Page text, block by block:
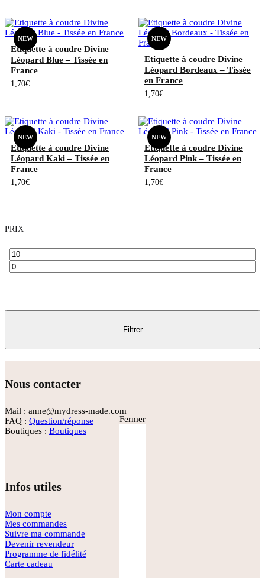
NEW
Etiquette à coudre Divine
Léopard Blue – Tissée en
France
1,70€
NEW
Etiquette à coudre Divine
Léopard Bordeaux – Tissée
en France
1,70€
NEW
Etiquette à coudre Divine
Léopard Kaki – Tissée en
France
1,70€
NEW
Etiquette à coudre Divine
Léopard Pink – Tissée en
France
1,70€
PRIX
Filtrer
Nous contacter
Mail : anne@mydress-made.com
FAQ : Question/réponse
Boutiques : Boutiques
Infos utiles
Mon compte
Mes commandes
Suivre ma commande
Devenir revendeur
Programme de fidélité
Carte cadeau
Fermer